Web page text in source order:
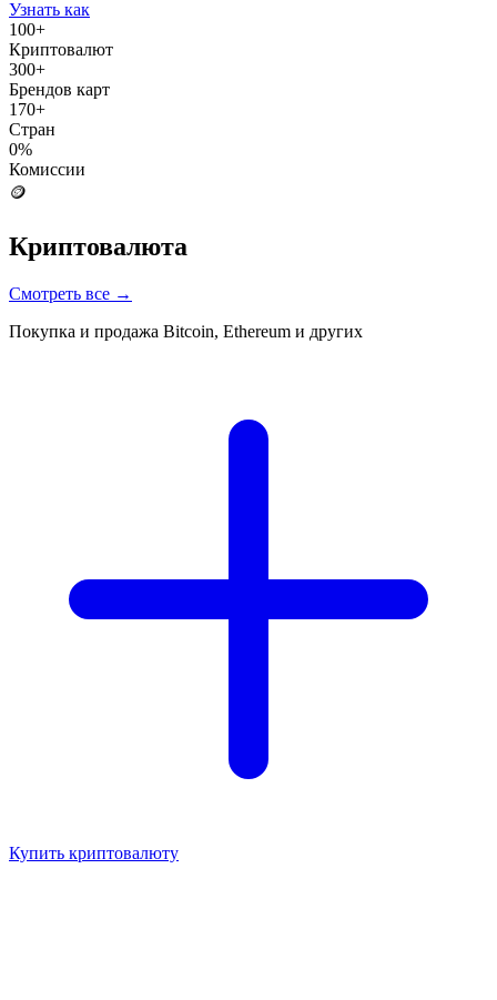
Узнать как
100+
Криптовалют
300+
Брендов карт
170+
Стран
0%
Комиссии
🪙
Криптовалюта
Смотреть все →
Покупка и продажа Bitcoin, Ethereum и других
Купить криптовалюту